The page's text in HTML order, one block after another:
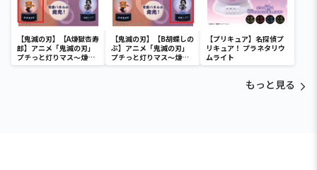
【鬼滅の刃】【A煉獄杏寿
郎】アニメ「鬼滅の刃」
プチっと灯りマス～煉獄
杏寿郎・胡蝶しのぶ～
【鬼滅の刃】【B胡蝶しの
ぶ】アニメ「鬼滅の刃」
プチっと灯りマス～煉獄
杏寿郎・胡蝶しのぶ～
【プリキュア】名探偵プ
リキュア！ プラネタリウ
ムライト
もっと見る